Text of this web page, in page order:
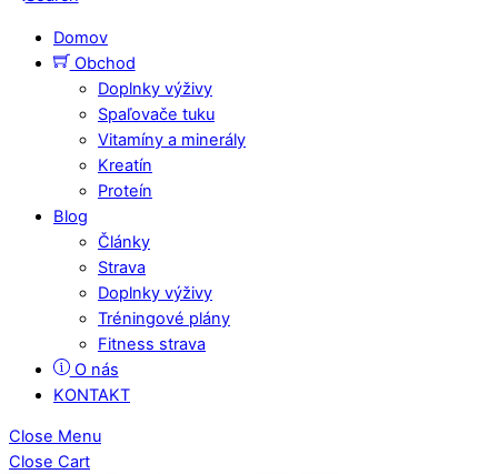
Domov
Obchod
Doplnky výživy
Spaľovače tuku
Vitamíny a minerály
Kreatín
Proteín
Blog
Články
Strava
Doplnky výživy
Tréningové plány
Fitness strava
O nás
KONTAKT
Close Menu
Close Cart